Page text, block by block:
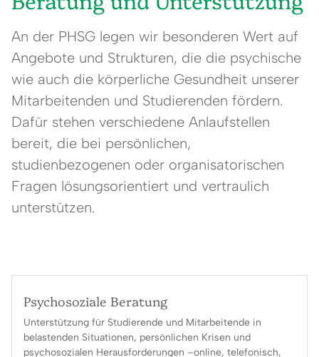
An der PHSG legen wir besonderen Wert auf
Angebote und Strukturen, die die psychische
wie auch die körperliche Gesundheit unserer
Mitarbeitenden und Studierenden fördern.
Dafür stehen verschiedene Anlaufstellen
bereit, die bei persönlichen,
studienbezogenen oder organisatorischen
Fragen lösungsorientiert und vertraulich
unterstützen.
Psychosoziale Beratung
Unterstützung für Studierende und Mitarbeitende in
belastenden Situationen, persönlichen Krisen und
psychosozialen Herausforderungen –online, telefonisch,